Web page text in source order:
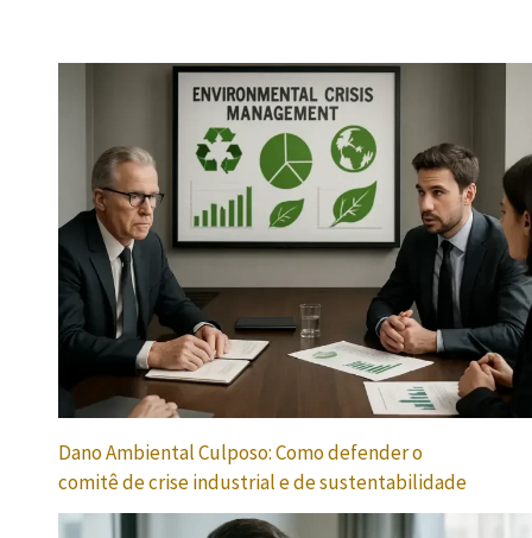
Dano Ambiental Culposo: Como defender o
comitê de crise industrial e de sustentabilidade